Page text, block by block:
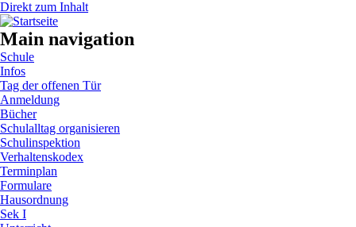
Direkt zum Inhalt
Main navigation
Schule
Infos
Tag der offenen Tür
Anmeldung
Bücher
Schulalltag organisieren
Schulinspektion
Verhaltenskodex
Terminplan
Formulare
Hausordnung
Sek I